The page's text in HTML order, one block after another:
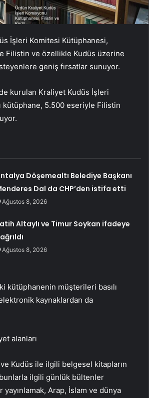
İşleri Komitesi Kütüphanesi,
Filistin ve özellikle Kudüs üzerine
geniş fırsatlar sunuyor.
kurulan Kraliyet Kudüs İşleri
kütüphane, 5.500 eseriyle Filistin
Döşemealtı Belediye Başkanı
Dal da CHP’den istifa etti
Ağustos 8, 2026
Altaylı ve Timur Soykan ifadeye
Ağustos 8, 2026
kütüphanenin müşterileri basılı
kaynaklardan da
alanları
Kudüs ile ilgili belgesel kitapların
bunlarla ilgili günlük bültenler
yayınlamak, Arap, İslam ve dünya